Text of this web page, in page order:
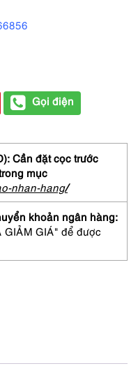
Gọi điện
Cần đặt cọc trước
mục
nhan-hang/
khoản ngân hàng:
GIẢM GIÁ" để được